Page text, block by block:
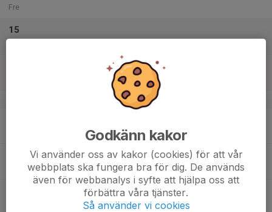
Fre
15
v.12
Godkänn kakor
Vi använder oss av kakor (cookies) för att vår
webbplats ska fungera bra för dig. De används
även för webbanalys i syfte att hjälpa oss att
förbättra våra tjänster.
Så använder vi cookies